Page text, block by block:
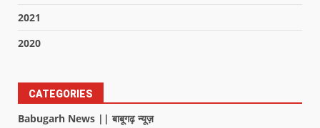
2021
2020
CATEGORIES
Babugarh News || बाबूगढ़ न्यूज़